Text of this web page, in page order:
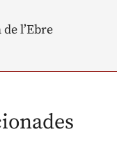
de l’Ebre